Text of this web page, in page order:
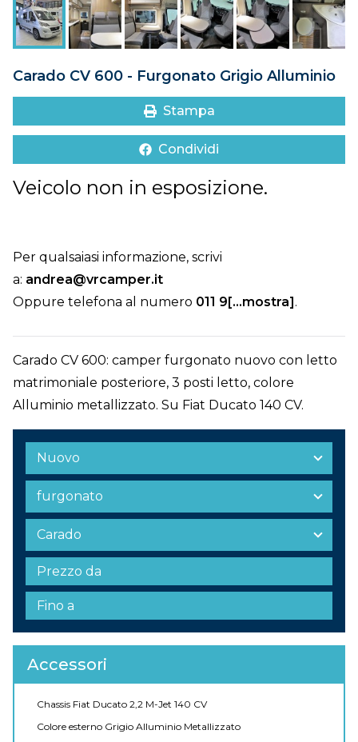
DOVE SIAMO
CONTATTI
Carado CV 600 - Furgonato Grigio Alluminio
Stampa
Condividi
Veicolo non in esposizione.
Per qualsaiasi informazione, scrivi
a: andrea@vrcamper.it
Oppure telefona al numero 011 9[...mostra].
Carado CV 600: camper furgonato nuovo con letto
matrimoniale posteriore, 3 posti letto, colore
Alluminio metallizzato. Su Fiat Ducato 140 CV.
Accessori
Chassis Fiat Ducato 2,2 M-Jet 140 CV
Colore esterno Grigio Alluminio Metallizzato